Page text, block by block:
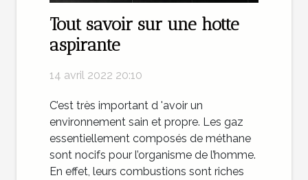
Tout savoir sur une hotte
aspirante
14 avril 2022 20:10
C’est très important d 'avoir un
environnement sain et propre. Les gaz
essentiellement composés de méthane
sont nocifs pour l’organisme de l’homme.
En effet, leurs combustions sont riches